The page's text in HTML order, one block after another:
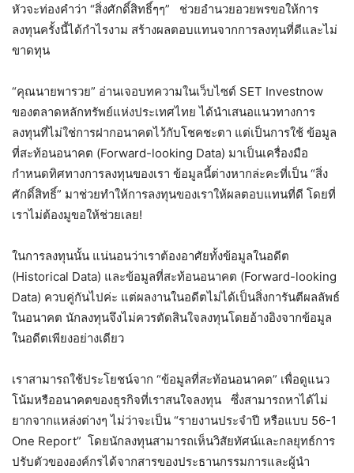
หัวจะท่องคำว่า “สิ่งศักดิ์สิทธิ์ๆๆ” ช่วยอำนวยอวยพรขอให้การ
ลงทุนครั้งนี้ได้กำไรงาม สร้างผลตอบแทนจากการลงทุนที่ดีและไม่
ขาดทุน
“คุณนายพารวย” อ่านเจอบทความในเว็บไซต์ SET Investnow
ของตลาดหลักทรัพย์แห่งประเทศไทย ได้นำเสนอแนวทางการ
ลงทุนที่ไม่ใช่การฝากอนาคตไว้กับโชคชะตา แต่เป็นการใช้ ข้อมูล
ที่สะท้อนอนาคต (Forward-looking Data) มาเป็นเครื่องมือ
กำหนดทิศทางการลงทุนของเรา ข้อมูลนี้ต่างหากล่ะคะที่เป็น “สิ่ง
ศักดิ์สิทธิ์” มาช่วยทำให้การลงทุนของเราให้ผลตอบแทนที่ดี โดยที่
เราไม่ต้องมูขอให้ช่วยเลย!
ในการลงทุนนั้น แน่นอนว่าเราต้องอาศัยทั้งข้อมูลในอดีต
(Historical Data) และข้อมูลที่สะท้อนอนาคต (Forward-looking
Data) ควบคู่กันไปค่ะ แต่ผลงานในอดีตไม่ได้เป็นสิ่งการันตีผลลัพธ์
ในอนาคต นักลงทุนจึงไม่ควรตัดสินใจลงทุนโดยอ้างอิงจากข้อมูล
ในอดีตเพียงอย่างเดียว
เราสามารถใช้ประโยชน์จาก “ข้อมูลที่สะท้อนอนาคต” เพื่อดูแนว
โน้มหรืออนาคตของธุรกิจที่เราสนใจลงทุน ซึ่งสามารถหาได้ไม่
ยากจากแหล่งต่างๆ ไม่ว่าจะเป็น “รายงานประจำปี หรือแบบ 56-1
One Report” โดยนักลงทุนสามารถเห็นวิสัยทัศน์และกลยุทธ์การ
ปรับตัวขององค์กรได้จากสารของประธานกรรมการและผู้นำ